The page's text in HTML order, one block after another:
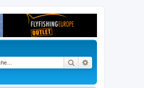
Suche